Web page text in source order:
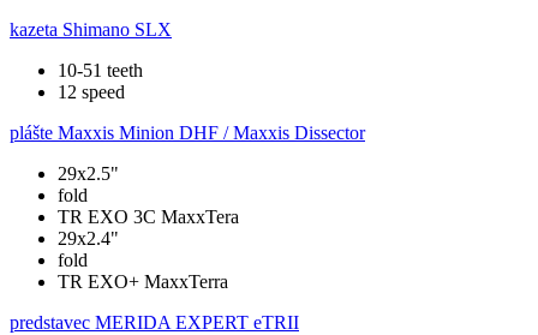
kazeta Shimano SLX
10-51 teeth
12 speed
plášte Maxxis Minion DHF / Maxxis Dissector
29x2.5"
fold
TR EXO 3C MaxxTera
29x2.4"
fold
TR EXO+ MaxxTerra
predstavec MERIDA EXPERT eTRII